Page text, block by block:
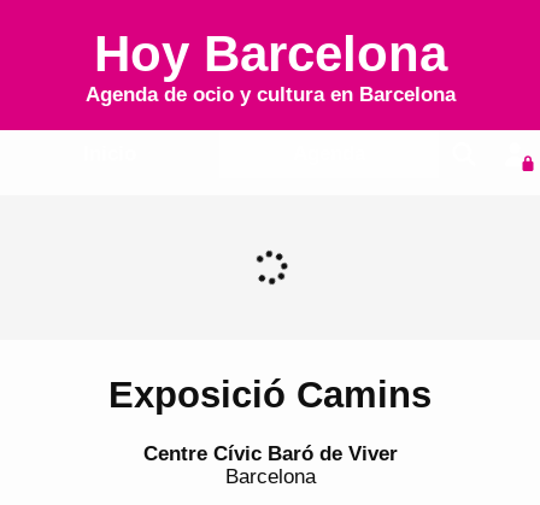
Hoy Barcelona
Agenda de ocio y cultura en Barcelona
Exposició Camins
Centre Cívic Baró de Viver
Barcelona